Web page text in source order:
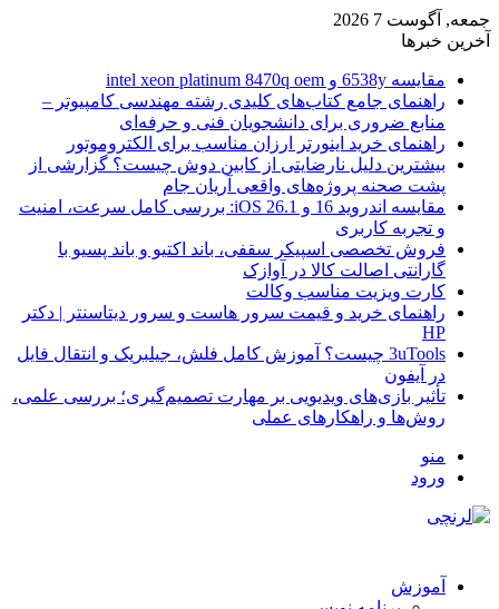
جمعه, آگوست 7 2026
آخرین خبرها
مقایسه 6538y و intel xeon platinum 8470q oem
راهنمای جامع کتاب‌های کلیدی رشته مهندسی کامپیوتر –
منابع ضروری برای دانشجویان فنی و حرفه‌ای
راهنمای خرید اینورتر ارزان مناسب برای الکتروموتور
بیشترین دلیل نارضایتی از کابین دوش چیست؟ گزارشی از
پشت صحنه پروژه‌های واقعی آریان جام
مقایسه اندروید 16 و iOS 26.1: بررسی کامل سرعت، امنیت
و تجربه کاربری
فروش تخصصی اسپیکر سقفی، باند اکتیو و باند پسیو با
گارانتی اصالت کالا در آوازک
کارت ویزیت مناسب وکالت
راهنمای خرید و قیمت سرور هاست و سرور دیتاسنتر | دکتر
HP
3uTools چیست؟ آموزش کامل فلش، جیلبریک و انتقال فایل
در آیفون
تأثیر بازی‌های ویدیویی بر مهارت تصمیم‌گیری؛ بررسی علمی،
روش‌ها و راهکارهای عملی
منو
ورود
آموزش